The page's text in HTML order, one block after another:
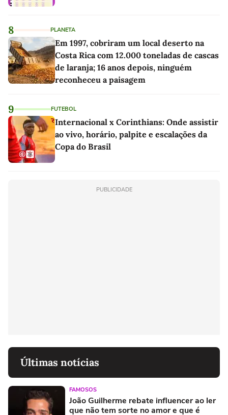
8 PLANETA
Em 1997, cobriram um local deserto na
Costa Rica com 12.000 toneladas de cascas
de laranja; 16 anos depois, ninguém
reconheceu a paisagem
9 FUTEBOL
Internacional x Corinthians: Onde assistir
ao vivo, horário, palpite e escalações da
Copa do Brasil
PUBLICIDADE
Últimas notícias
FAMOSOS
João Guilherme rebate influencer ao ler
que não tem sorte no amor e que é